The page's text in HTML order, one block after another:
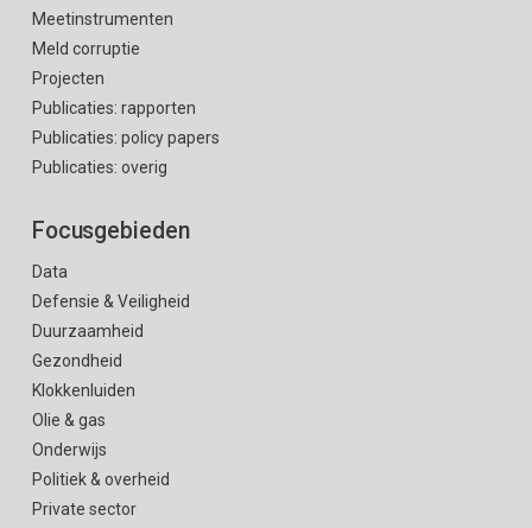
Meetinstrumenten
Meld corruptie
Projecten
Publicaties: rapporten
Publicaties: policy papers
Publicaties: overig
Focusgebieden
Data
Defensie & Veiligheid
Duurzaamheid
Gezondheid
Klokkenluiden
Olie & gas
Onderwijs
Politiek & overheid
Private sector